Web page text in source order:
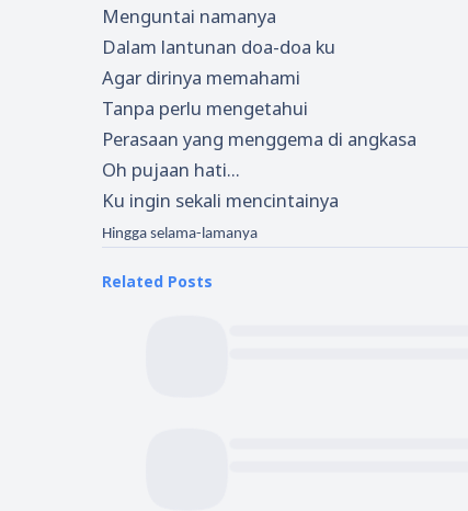
Menguntai namanya
Dalam lantunan doa-doa ku
Agar dirinya memahami
Tanpa perlu mengetahui
Perasaan yang menggema di angkasa
Oh pujaan hati...
Ku ingin sekali mencintainya
Hingga selama-lamanya
Related Posts